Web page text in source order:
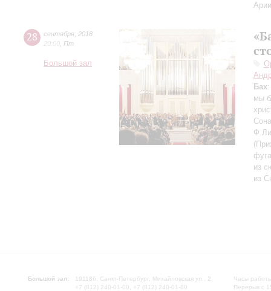
28 сентября 2018
20:00 Пт
Большой зал
Бах
мы
из
из
Большой зал:
191186, Санкт-Петербург, Михайловская ул., 2
+7 (812) 240-01-00, +7 (812) 240-01-80
Часы
Перерыв с